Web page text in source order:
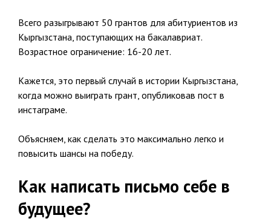
Всего разыгрывают 50 грантов для абитуриентов из
Кыргызстана, поступающих на бакалавриат.
Возрастное ограничение: 16-20 лет.
Кажется, это первый случай в истории Кыргызстана,
когда можно выиграть грант, опубликовав пост в
инстаграме.
Объясняем, как сделать это максимально легко и
повысить шансы на победу.
Как написать письмо себе в
будущее?